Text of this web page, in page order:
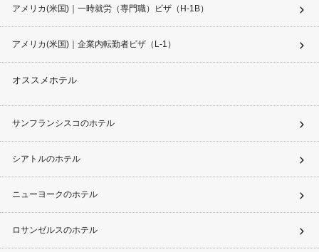
アメリカ(米国)｜一時就労（専門職）ビザ（H-1B）
アメリカ(米国)｜企業内転勤者ビザ（L-1）
オススメホテル
サンフランシスコのホテル
シアトルのホテル
ニューヨークのホテル
ロサンゼルスのホテル